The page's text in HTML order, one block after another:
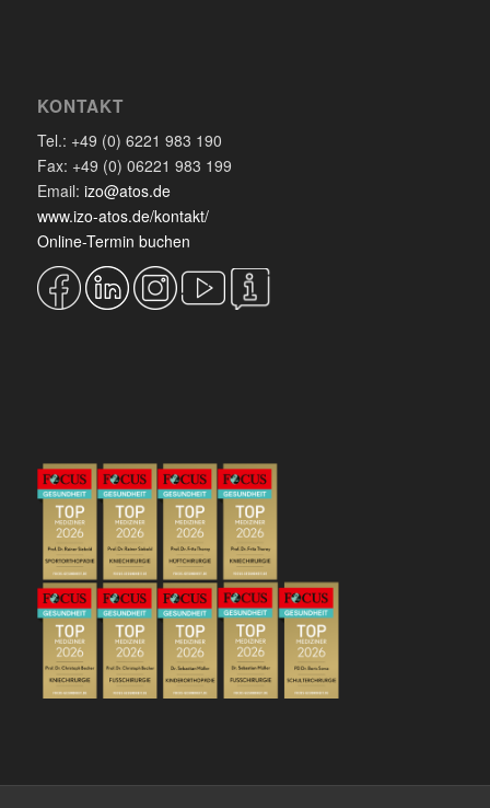
KONTAKT
Tel.: +49 (0) 6221 983 190
Fax: +49 (0) 06221 983 199
Email: izo@atos.de
www.izo-atos.de/kontakt/
Online-Termin buchen